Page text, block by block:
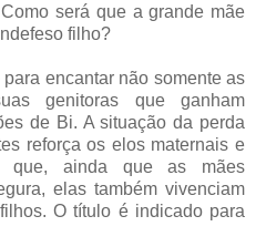
será que a grande mãe
filho?
para encantar não somente as
genitoras que ganham
de Bi. A situação da perda
reforça os elos maternais e
que, ainda que as mães
elas também vivenciam
O título é indicado para